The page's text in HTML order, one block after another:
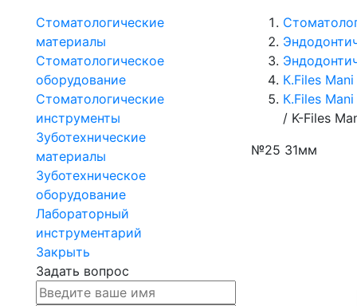
Стоматологические
материалы
Стоматологическое
оборудование
Стоматологические
инструменты
Зуботехнические
материалы
Зуботехническое
оборудование
Лабораторный
инструментарий
Закрыть
Задать вопрос
К.Files Mani
К.Files
/ K-Files
№25 31мм